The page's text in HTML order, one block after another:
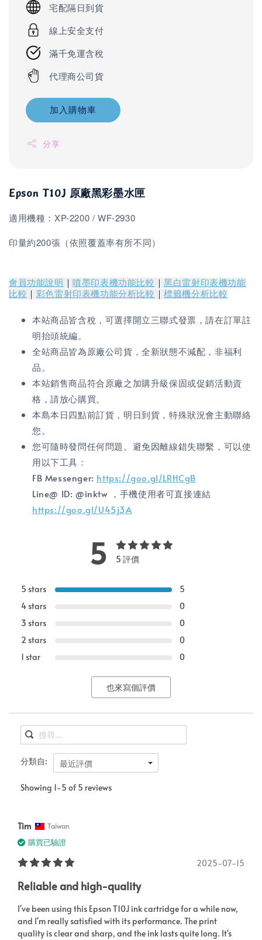
宅配隔日到貨
線上安全支付
滿千免運含稅
代理商公司貨
加入購物車
分享
Epson T10J 原廠黑彩墨水匣
適用機種： XP-2200 / WF-2930
印量約200張（依照覆蓋率有所不同）
會員功能說明 ｜噴墨印表機功能比較 ｜黑白雷射印表機功能
比較 ｜ 彩色雷射印表機功能分析比較 ｜標籤機分析比較
本站商品皆含稅，可選擇開立三聯式發票，請在訂單註
明抬頭統編。
全站商品皆為原廠公司貨，全新狀態不減配，非福利
品。
本站銷售商品符合原廠之加購升級保固或促銷活動資
格，請放心購買。
本島本日四點前訂貨，明日到貨，特殊狀況會主動聯絡
您。
您可隨時發問任何問題。避免因離線錯失聯繫，可以使
用以下工具：
FB Messenger: https://goo.gl/LRHCgB
Line@ ID: @inktw ，手機使用者可直接連結
https://goo.gl/U45j3A
5 5 評價
5 stars
5
4 stars
0
3 stars
0
2 stars
0
1 star
0
也來寫個評價
分類自: 最近評價
Showing 1-5 of 5 reviews
Tim Taiwan
購買已驗證
2025-07-15
Reliable and high-quality
I've been using this Epson T10J ink cartridge for a while now,
and I'm really satisfied with its performance. The print
quality is clear and sharp, and the ink lasts quite long. It's